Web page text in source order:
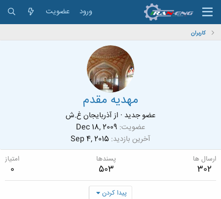
ورود عضویت
کاربران
مهديه مقدم
عضو جدید · ازآذربایجان غ.ش
عضویت Dec 18, 2009
آخرین بازدید Sep 4, 2015
ارسال ها
302
پسندها
503
امتیاز
0
پیدا کردن